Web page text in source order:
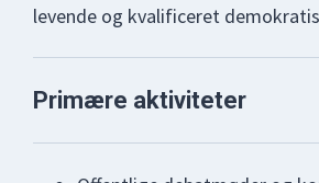
levende og kvalificeret
Primære aktiviteter